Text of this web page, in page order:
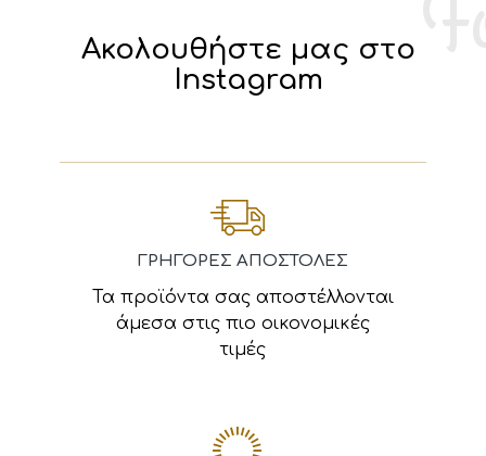
Ακολουθήστε μας στο
Instagram
ΓΡΗΓΟΡΕΣ ΑΠΟΣΤΟΛΕΣ
Τα προϊόντα σας αποστέλλονται
άμεσα στις πιο οικονομικές
τιμές